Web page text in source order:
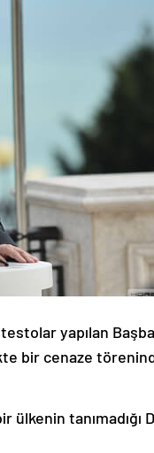
yapılan
bir cenaze
tanımadığı